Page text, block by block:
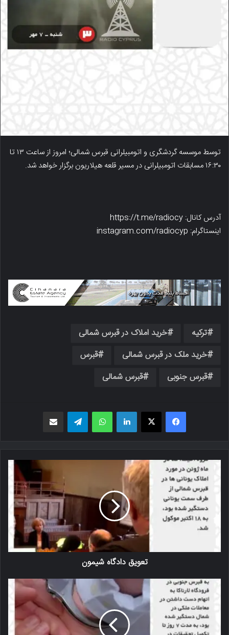
توسط موسسه گردشگری و اتومبیلرانی قبرس شمالی؛ امروز از ساعت ۱۳ تا
۱۶:۳۰ مسابقات اتومبیلرانی در مسیر قلعه هیلاریون برگزار خواهد شد.
آدرس کانال: https://t.me/radiocy
اینستاگرام: instagram.com/radiocyp
ترکیه
خرید املاک در قبرس شمالی
خرید ملک در قبرس شمالی
قبرس
قبرس جنوبی
قبرس شمالی
فیسبوک X لینکدین واتس اپ
تعویق دادگاه شیمون